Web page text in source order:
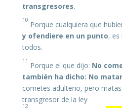
transgresores.
10
Porque cualquiera que
y ofendiere en un punto, es
todos.
11
Porque el que dijo: No
también ha dicho: No
cometes adulterio, pero
transgresor de la ley
12